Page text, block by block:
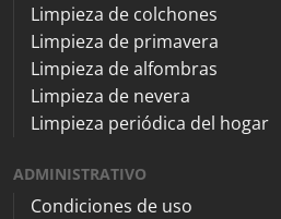
Limpieza de colchones
Limpieza de primavera
Limpieza de alfombras
Limpieza de nevera
Limpieza periódica del hogar
ADMINISTRATIVO
Condiciones de uso